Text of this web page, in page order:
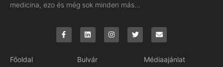
medicina, ezo és még sok minden más…
Főoldal
Bulvár
Médiaajánlat